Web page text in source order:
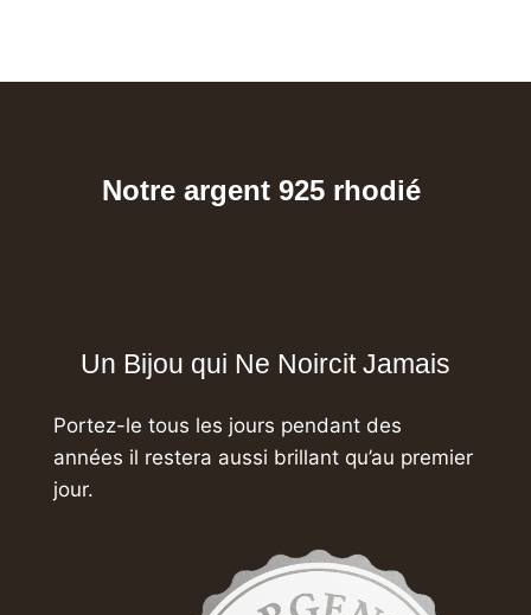
Notre argent 925 rhodié
Un Bijou qui Ne Noircit Jamais
Portez-le tous les jours pendant des
années il restera aussi brillant qu’au premier
jour.